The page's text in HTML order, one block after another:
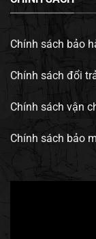
Chính sách bảo
Chính sách đổi
Chính sách vận
Chính sách bảo